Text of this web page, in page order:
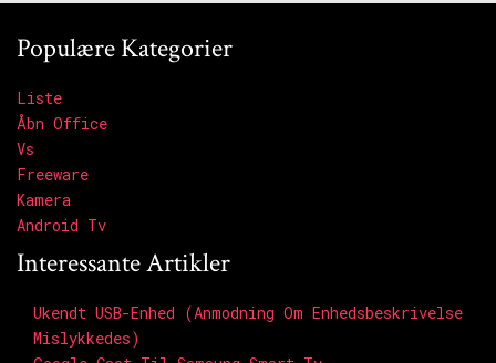
Populære Kategorier
Liste
Åbn Office
Vs
Freeware
Kamera
Android Tv
Interessante Artikler
Ukendt USB-Enhed (anmodning Om Enhedsbeskrivelse
Mislykkedes)